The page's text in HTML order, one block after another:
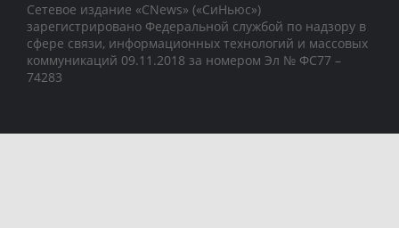
Сетевое издание «CNews» («СиНьюс»)
зарегистрировано Федеральной службой по надзору в
сфере связи, информационных технологий и массовых
коммуникаций 09.11.2018 за номером Эл № ФС77 –
74283